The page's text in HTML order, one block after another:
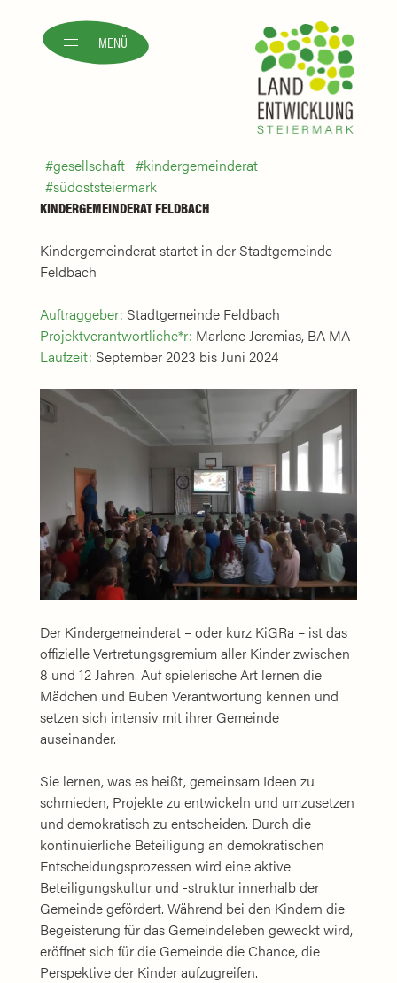
MENÜ
gesellschaft
kindergemeinderat
südoststeiermark
KINDERGEMEINDERAT FELDBACH
Kindergemeinderat startet in der Stadtgemeinde
Feldbach
Auftraggeber: Stadtgemeinde Feldbach
Projektverantwortliche*r: Marlene Jeremias, BA MA
Laufzeit: September 2023 bis Juni 2024
Der Kindergemeinderat – oder kurz KiGRa – ist das
offizielle Vertretungsgremium aller Kinder zwischen
8 und 12 Jahren. Auf spielerische Art lernen die
Mädchen und Buben Verantwortung kennen und
setzen sich intensiv mit ihrer Gemeinde
auseinander.
Sie lernen, was es heißt, gemeinsam Ideen zu
schmieden, Projekte zu entwickeln und umzusetzen
und demokratisch zu entscheiden. Durch die
kontinuierliche Beteiligung an demokratischen
Entscheidungsprozessen wird eine aktive
Beteiligungskultur und -struktur innerhalb der
Gemeinde gefördert. Während bei den Kindern die
Begeisterung für das Gemeindeleben geweckt wird,
eröffnet sich für die Gemeinde die Chance, die
Perspektive der Kinder aufzugreifen.